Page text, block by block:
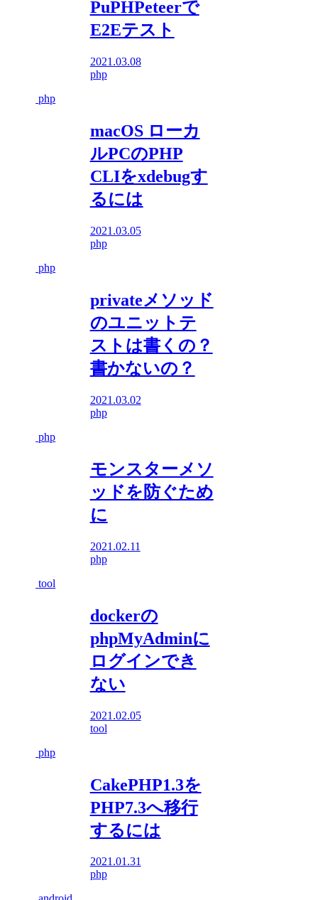
PuPHPeteerで
E2Eテスト
2021.03.08
php
php
macOS ローカ
ルPCのPHP
CLIをxdebugす
るには
2021.03.05
php
php
privateメソッド
のユニットテ
ストは書くの？
書かないの？
2021.03.02
php
php
モンスターメソ
ッドを防ぐため
に
2021.02.11
php
tool
dockerの
phpMyAdminに
ログインでき
ない
2021.02.05
tool
php
CakePHP1.3を
PHP7.3へ移行
するには
2021.01.31
php